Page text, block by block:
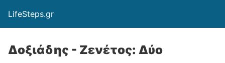
LifeSteps.gr
Δοξιάδης - Ζενέτος: Δύο